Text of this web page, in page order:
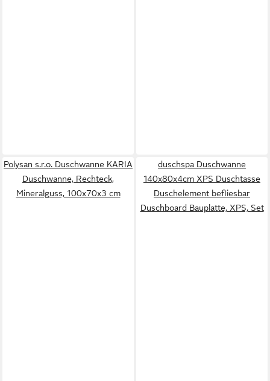
Polysan s.r.o. Duschwanne KARIA
Duschwanne, Rechteck,
Mineralguss, 100x70x3 cm
duschspa Duschwanne
140x80x4cm XPS Duschtasse
Duschelement befliesbar
Duschboard Bauplatte, XPS, Set